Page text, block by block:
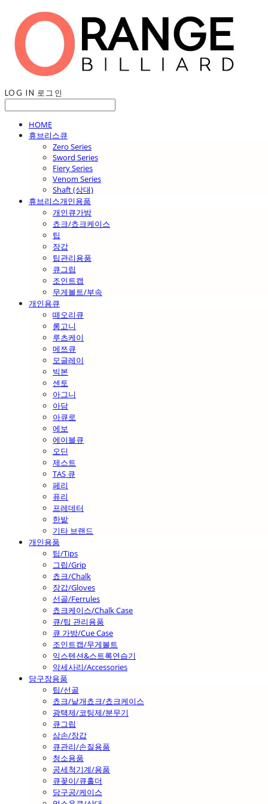
LOG IN 로그인
HOME
휴브리스큐
Zero Series
Sword Series
Fiery Series
Venom Series
Shaft (상대)
휴브리스개인용품
개인큐가방
쵸크/쵸크케이스
팁
장갑
팁관리용품
큐그립
조인트캡
무게볼트/부속
개인용큐
떼오리큐
롱고니
루츠케이
메쯔큐
모글레이
빅본
센토
아그니
아담
아큐로
에보
에이블큐
오딘
제스트
TAS 큐
페리
퓨리
프레데터
한밭
기타 브랜드
개인용품
팁/Tips
그립/Grip
쵸크/Chalk
장갑/Gloves
선골/Ferrules
쵸크케이스/Chalk Case
큐/팁 관리용품
큐 가방/Cue Case
조인트캡/무게볼트
익스텐션&스트록연습기
악세사리/Accessories
당구장용품
팁/선골
쵸크/낱개쵸크/쵸크케이스
광택제/코팅제/분무기
큐그립
삼손/장갑
큐관리/손질용품
청소용품
공세척기계/용품
큐꽂이/큐홀더
당구공/케이스